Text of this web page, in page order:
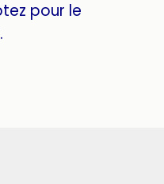
pour le